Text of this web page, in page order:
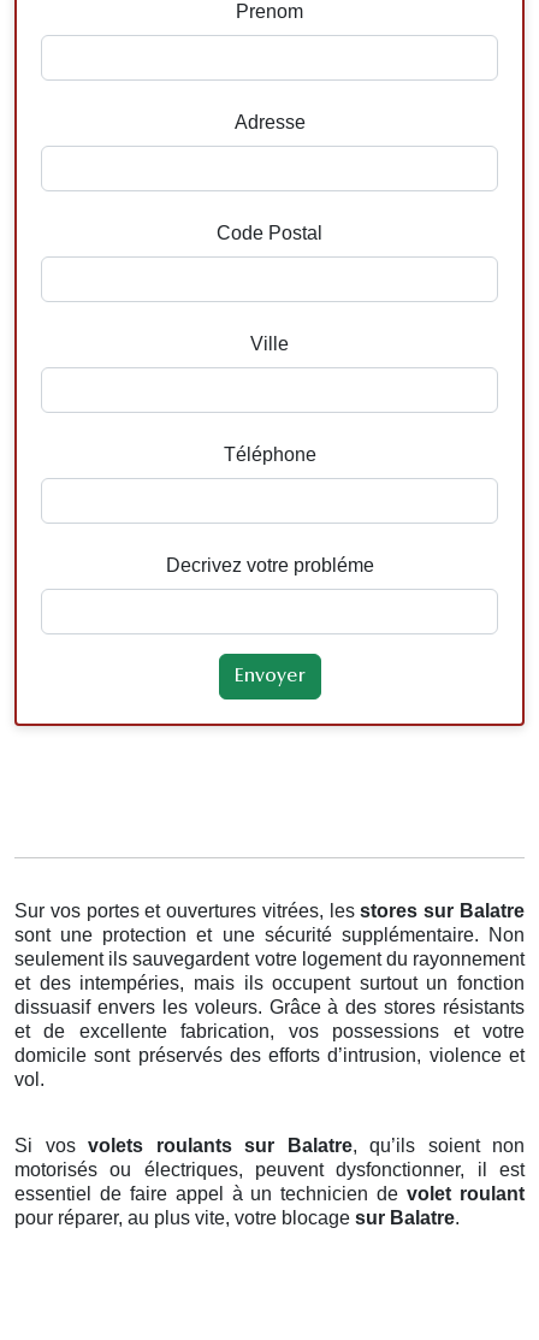
Prenom
Adresse
Code Postal
Ville
Téléphone
Decrivez votre probléme
Sur vos portes et ouvertures vitrées, lesstores sur Balatre
sont une protection et une sécurité supplémentaire. Non
seulement ils sauvegardent votre logement du rayonnement
et des intempéries, mais ils occupent surtout un fonction
dissuasif envers les voleurs. Grâce à des stores résistants
et de excellente fabrication, vos possessions et votre
domicile sont préservés des efforts d’intrusion, violence et
vol.
Si vos volets roulants sur Balatre, qu’ils soient non
motorisés ou électriques, peuvent dysfonctionner, il est
essentiel de faire appel à un technicien devolet roulant
pour réparer, au plus vite, votre blocage sur Balatre.